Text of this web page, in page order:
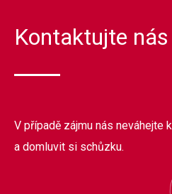
Kontaktujte nás
V případě zájmu nás neváhejte
a domluvit si schůzku.